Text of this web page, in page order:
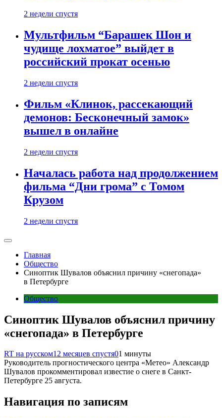
2 недели спустя
Мультфильм “Барашек Шон и
чудище лохматое” выйдет в
российский прокат осенью
2 недели спустя
Фильм «Клинок, рассекающий
демонов: Бесконечный замок»
вышел в онлайне
2 недели спустя
Началась работа над продолжением
фильма “Дни грома” с Томом
Крузом
2 недели спустя
Главная
Общество
Синоптик Шувалов объяснил причину «снегопада»
в Петербурге
Общество
Синоптик Шувалов объяснил причину
«снегопада» в Петербурге
RT на русском12 месяцев спустя01 минуты
Руководитель прогностического центра «Метео» Александр
Шувалов прокомментировал известие о снеге в Санкт-
Петербурге 25 августа.
Навигация по записям